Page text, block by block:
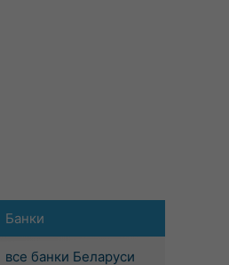
Банки
все банки Беларуси